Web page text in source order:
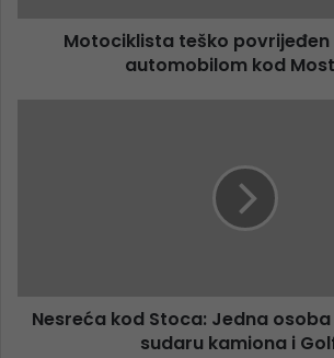
Motociklista teško povrijeđen
automobilom kod
Nesreća kod Stoca: Jedna
sudaru kamiona i